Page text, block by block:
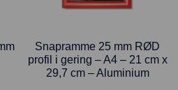
Snapramme 25 mm RØD
profil i gering – A4 – 21 cm x
29,7 cm – Aluminium